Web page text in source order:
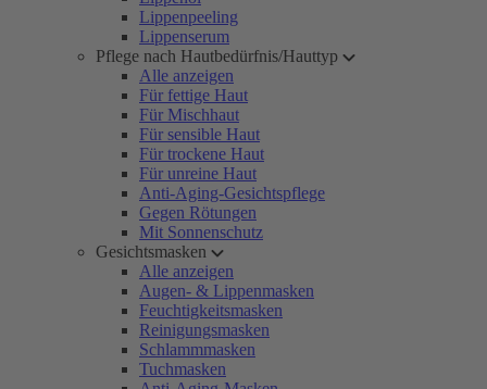
Lippenpeeling
Lippenserum
Pflege nach Hautbedürfnis/Hauttyp
Alle anzeigen
Für fettige Haut
Für Mischhaut
Für sensible Haut
Für trockene Haut
Für unreine Haut
Anti-Aging-Gesichtspflege
Gegen Rötungen
Mit Sonnenschutz
Gesichtsmasken
Alle anzeigen
Augen- & Lippenmasken
Feuchtigkeitsmasken
Reinigungsmasken
Schlammmasken
Tuchmasken